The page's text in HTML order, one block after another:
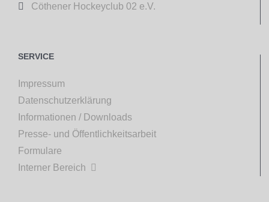

Cöthener Hockeyclub 02 e.V.
SERVICE
Impressum
Datenschutzerklärung
Informationen / Downloads
Presse- und Öffentlichkeitsarbeit
Formulare
Interner Bereich
